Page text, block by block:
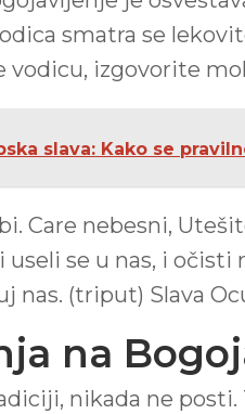
smatra se
vodicu, izgovorite
slava: Kako se
Care nebesni,
se u nas, i
(triput) Slava
na
nikada ne